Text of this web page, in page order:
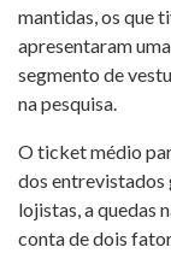
mantidas, os que
apresentaram
segmento de
na pesquisa.
O ticket médio
dos entrevistados
lojistas, a quedas
conta de dois